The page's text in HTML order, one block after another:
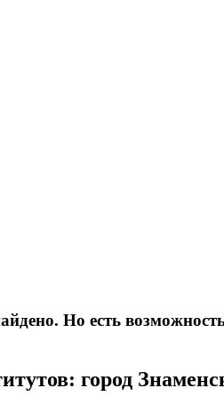
Но есть
город